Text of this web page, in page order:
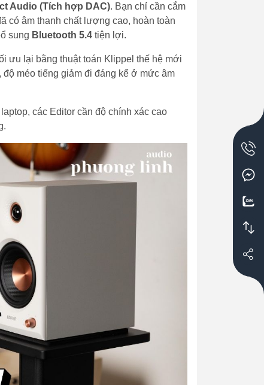
Audio (Tích hợp DAC). Bạn chỉ cần cắm
có âm thanh chất lượng cao, hoàn toàn
sung Bluetooth 5.4 tiện lợi.
ưu lại bằng thuật toán Klippel thế hệ mới
độ méo tiếng giảm đi đáng kể ở mức âm
các Editor cần độ chính xác cao